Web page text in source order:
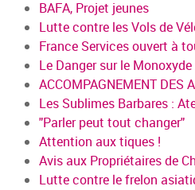
BAFA, Projet jeunes
Lutte contre les Vols de
France Services ouvert à
Le Danger sur le
ACCOMPAGNEMENT DES
Les Sublimes Barbares :
"Parler peut tout changer"
Attention aux tiques !
Avis aux Propriétaires de
Lutte contre le frelon